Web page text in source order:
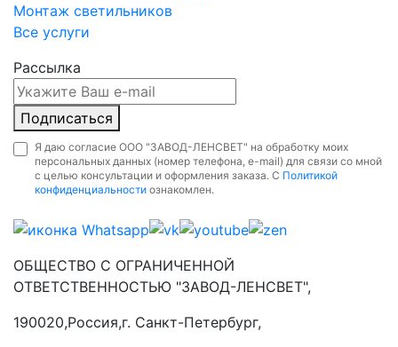
Монтаж светильников
Все услуги
Рассылка
Подписаться
Я даю согласие ООО "ЗАВОД-ЛЕНСВЕТ" на обработку моих
персональных данных (номер телефона, e-mail) для связи со мной
с целью консультации и оформления заказа. С Политикой
конфиденциальности ознакомлен.
ОБЩЕСТВО С ОГРАНИЧЕННОЙ
ОТВЕТСТВЕННОСТЬЮ "ЗАВОД-ЛЕНСВЕТ",
190020,Россия,г. Санкт-Петербург,